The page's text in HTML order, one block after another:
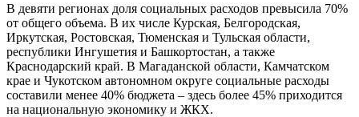
В девяти регионах доля социальных расходов превысила 70%
от общего объема. В их числе Курская, Белгородская,
Иркутская, Ростовская, Тюменская и Тульская области,
республики Ингушетия и Башкортостан, а также
Краснодарский край. В Магаданской области, Камчатском
крае и Чукотском автономном округе социальные расходы
составили менее 40% бюджета – здесь более 45% приходится
на национальную экономику и ЖКХ.